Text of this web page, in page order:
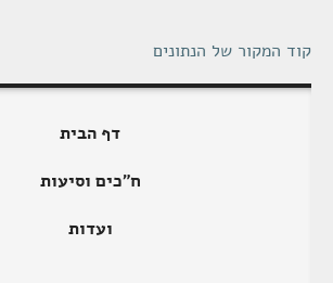
קוד המקור של הנתונים
דף הבית
ח"כים וסיעות
ועדות